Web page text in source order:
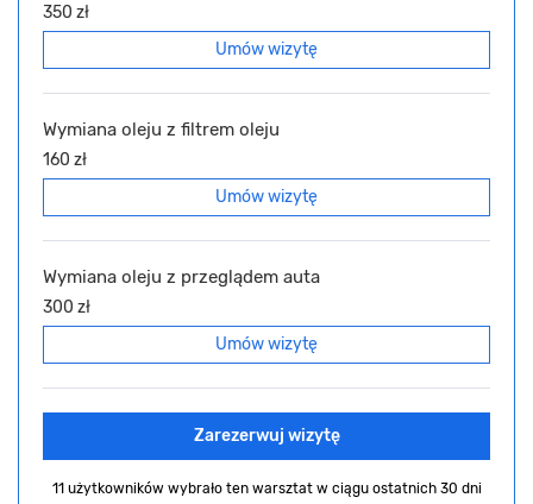
350 zł
Umów wizytę
Wymiana oleju z filtrem oleju
160 zł
Umów wizytę
Wymiana oleju z przeglądem auta
300 zł
Umów wizytę
Zarezerwuj wizytę
11 użytkowników wybrało ten warsztat w ciągu ostatnich 30 dni